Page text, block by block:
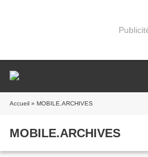
Accueil » MOBILE.ARCHIVES
MOBILE.ARCHIVES